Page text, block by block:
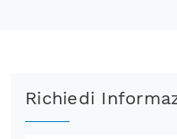
Richiedi